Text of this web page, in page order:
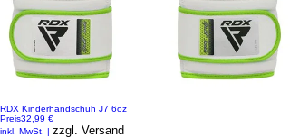
RDX Kinderhandschuh J7 6oz
Preis32,99 €
inkl. MwSt. | zzgl. Versand